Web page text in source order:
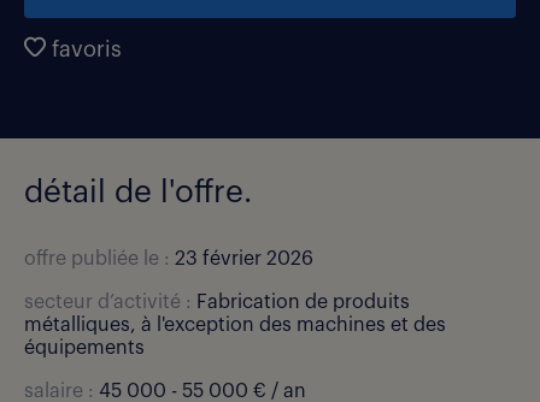
favoris
détail de l'offre.
offre publiée le : 23 février 2026
secteur d’activité : Fabrication de produits
métalliques, à l'exception des machines et des
équipements
salaire : 45 000 - 55 000 € / an